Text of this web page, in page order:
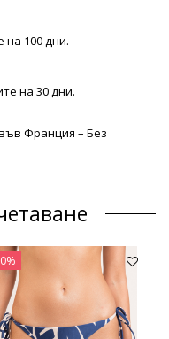
на 100 дни.
на 30 дни.
Франция – Без